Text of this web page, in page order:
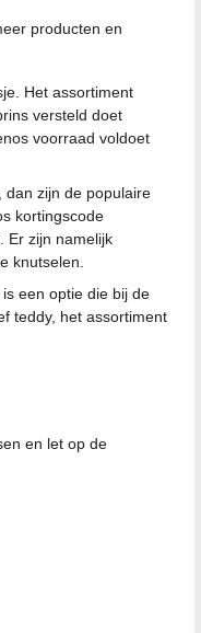
producten en
Het assortiment
versteld doet
voorraad voldoet
dan zijn de populaire
kortingscode
Er zijn namelijk
knutselen.
een optie die bij de
teddy, het assortiment
en let op de